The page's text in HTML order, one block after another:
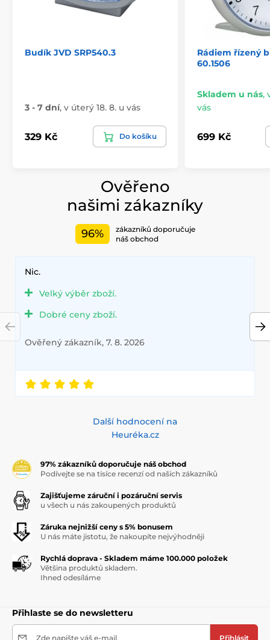
Budík JVD SRP540.3
3 - 7 dní, v úterý 18. 8. u vás
329 Kč Do košíku
Rádiem řízený
60.1506
Skladem u nás,
vás
699 Kč
Ověřeno
našimi zákazníky
96%
zákazníků doporučuje
náš obchod
Nic.
Velký výběr zboží.
Dobré ceny zboží.
Ověřený zákazník, 7. 8. 2026
Další hodnocení na
Heuréka.cz
97% zákazníků doporučuje náš obchod
Podívejte se na tisíce recenzí od našich zákazníků
Zajišťujeme záruční i pozáruční servis
u všech u nás zakoupených produktů
Záruka nejnižší ceny s 5% bonusem
U nás máte jistotu, že nakoupíte nejvýhodněji
Rychlá doprava - Skladem máme 100.000 položek
Většina produktů skladem.
Ihned odesíláme
Přihlaste se do newsletteru
Zde napište váš e-mail Přihlásit